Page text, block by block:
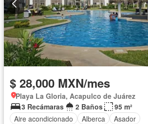
$ 28,000 MXN/mes
Playa La Gloria, Acapulco de Juárez
3 Recámaras
2 Baños
95 m²
Aire acondicionado
Alberca
Asador